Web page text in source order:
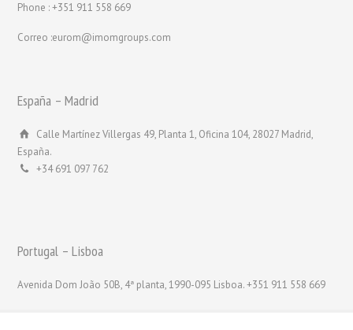
Phone : +351 911 558 669
Correo :eurom@imomgroups.com
España – Madrid
Calle Martínez Villergas 49, Planta 1, Oficina 104, 28027 Madrid,
España.
+34 691 097 762
Portugal – Lisboa
Avenida Dom João 50B, 4ª planta, 1990-095 Lisboa. +351 911 558 669